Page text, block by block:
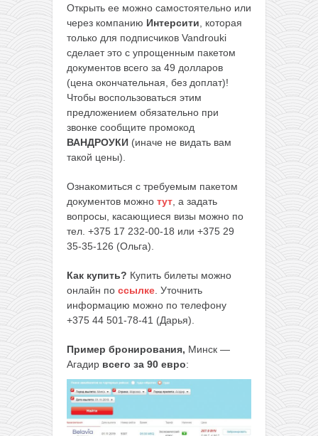
Открыть ее можно самостоятельно или
через компанию Интерсити, которая
только для подписчиков Vandrouki
сделает это с упрощенным пакетом
документов всего за 49 долларов
(цена окончательная, без доплат)!
Чтобы воспользоваться этим
предложением обязательно при
звонке сообщите промокод
ВАНДРОУКИ (иначе не видать вам
такой цены).
Ознакомиться с требуемым пакетом
документов можно тут, а задать
вопросы, касающиеся визы можно по
тел. +375 17 232-00-18 или +375 29
35-35-126 (Ольга).
Как купить? Купить билеты можно
онлайн по ссылке. Уточнить
информацию можно по телефону
+375 44 501-78-41 (Дарья).
Пример бронирования, Минск —
Агадир всего за 90 евро: